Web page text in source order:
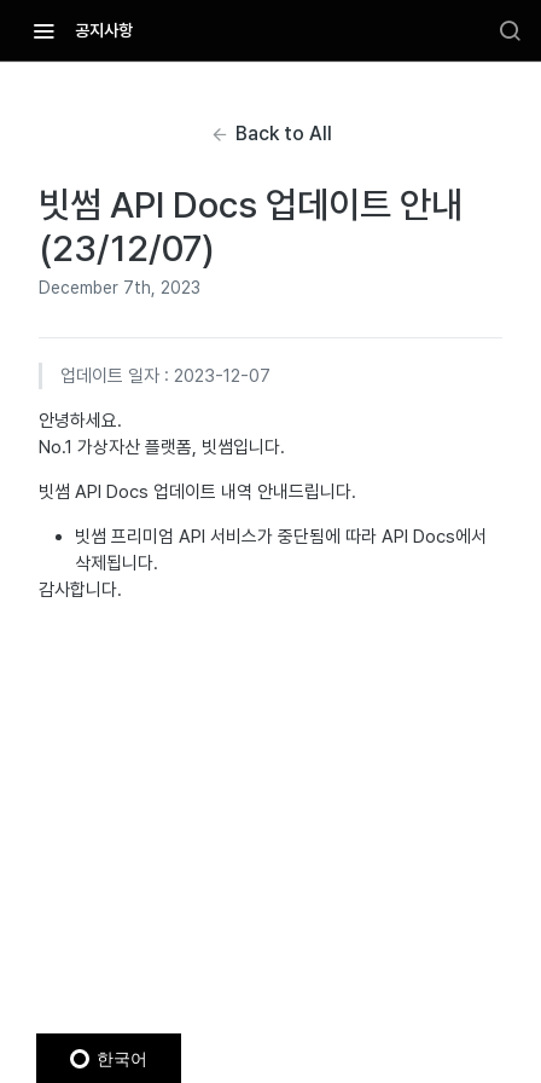
공지사항
Back to All
빗썸 API Docs 업데이트 안내
(23/12/07)
December 7th, 2023
업데이트 일자 : 2023-12-07
안녕하세요.
No.1 가상자산 플랫폼, 빗썸입니다.
빗썸 API Docs 업데이트 내역 안내드립니다.
빗썸 프리미엄 API 서비스가 중단됨에 따라 API Docs에서
삭제됩니다.
감사합니다.
한국어